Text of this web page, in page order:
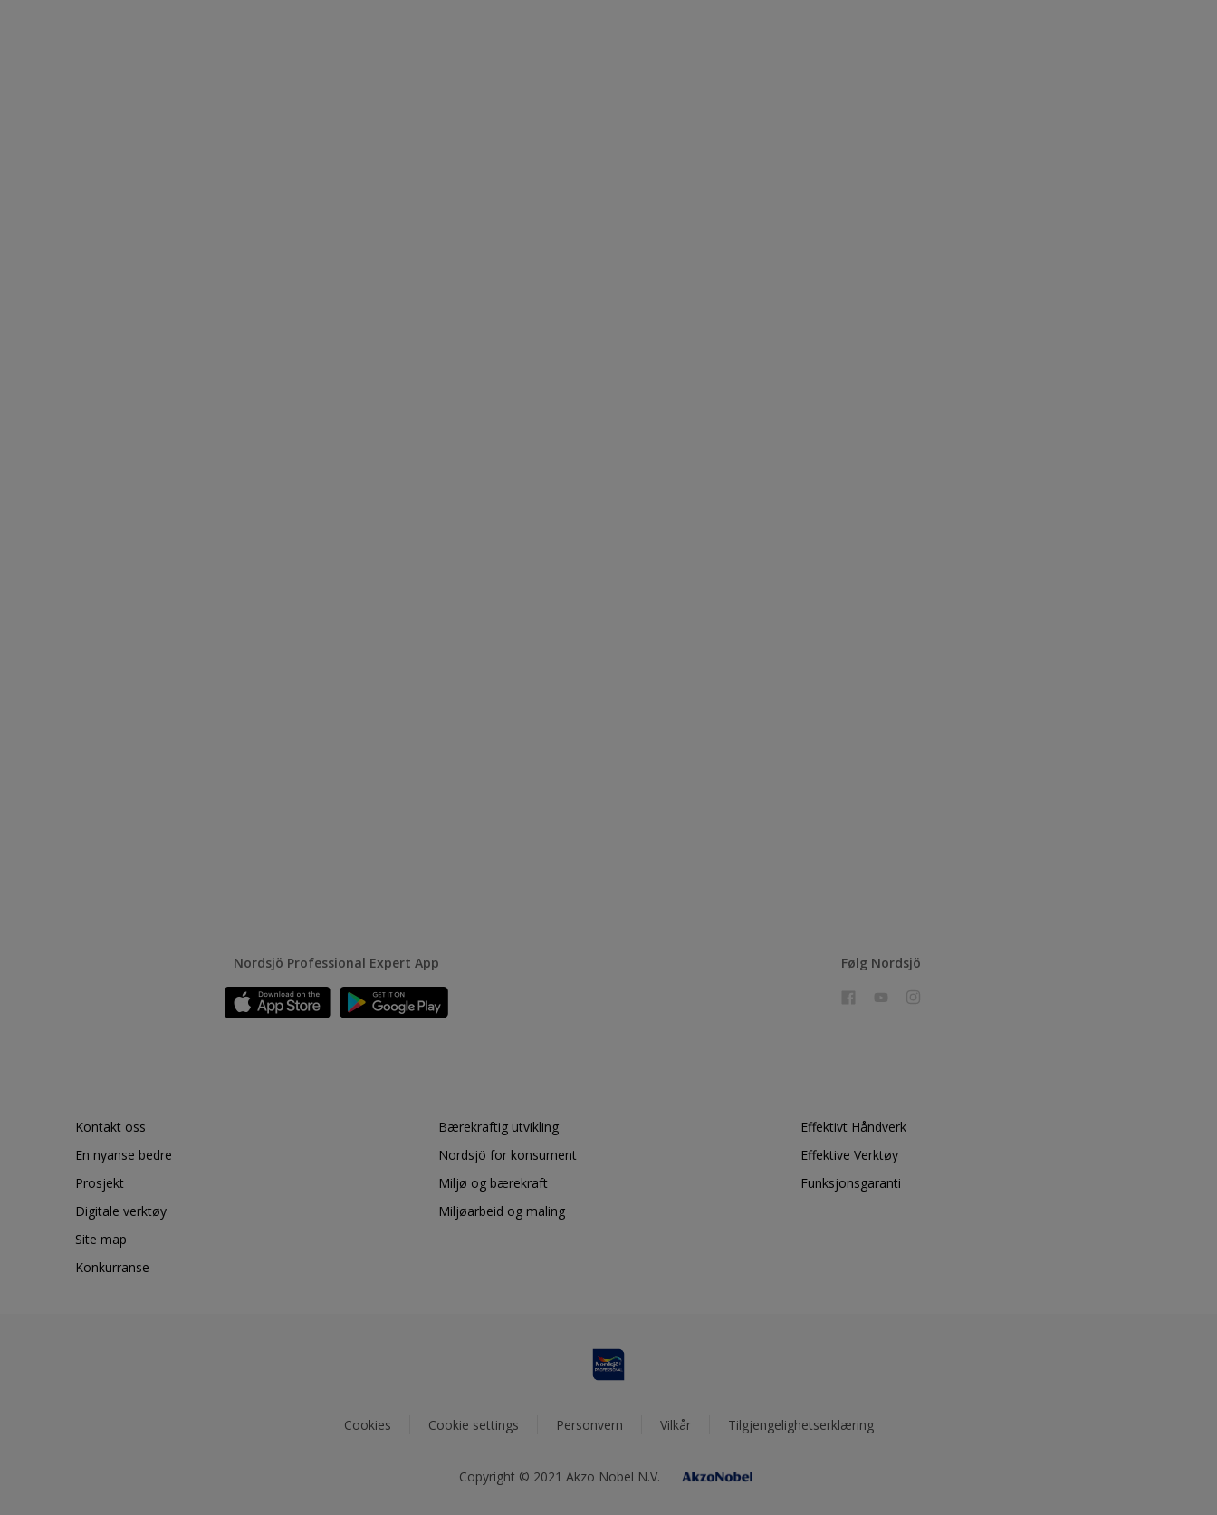
Nordsjö Professional Expert App Følg Nordsjö
Kontakt oss
En nyanse bedre
Prosjekt
Digitale verktøy
Site map
Konkurranse
Bærekraftig utvikling
Nordsjö for konsument
Miljø og bærekraft
Miljøarbeid og maling
Effektivt Håndverk
Effektive Verktøy
Funksjonsgaranti
Cookies Cookie settings Personvern Vilkår Tilgjengelighetserklæring
Copyright © 2021 Akzo Nobel N.V.